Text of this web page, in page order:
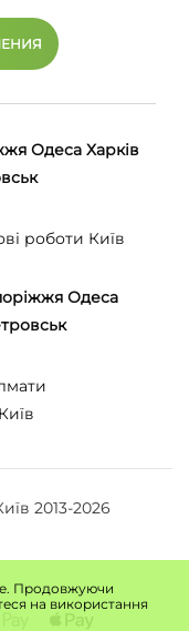
Одеса Харків
роботи Київ
Одеса
2013-2026
Продовжуючи
на використання